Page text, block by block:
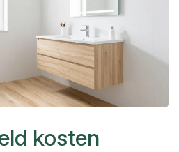
kosten